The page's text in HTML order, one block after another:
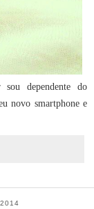
dependente do
novo smartphone e